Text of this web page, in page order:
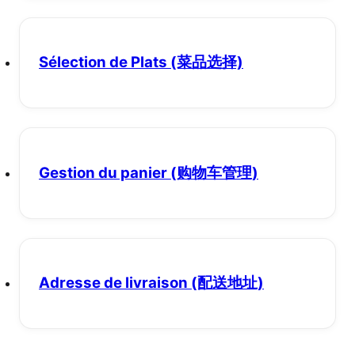
Sélection de Plats (菜品选择)
Gestion du panier (购物车管理)
Adresse de livraison (配送地址)